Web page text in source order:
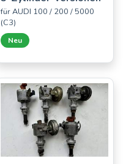
für AUDI 100 / 200 / 5000
(C3)
Neu